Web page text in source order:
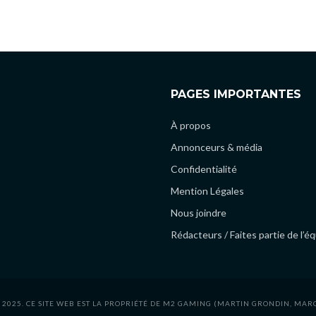
PAGES IMPORTANTES
À propos
Annonceurs & média
Confidentialité
Mention Légales
Nous joindre
Rédacteurs / Faites partie de
CE SITE WEB EST LA PROPRIÉTÉ DE M2 GAMING (MARTIN GRONDIN,